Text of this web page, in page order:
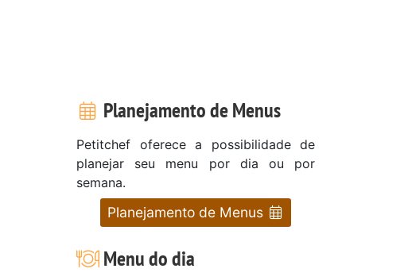
Planejamento de Menus
Petitchef oferece a possibilidade de
planejar seu menu por dia ou por
semana.
Planejamento de Menus
Menu do dia